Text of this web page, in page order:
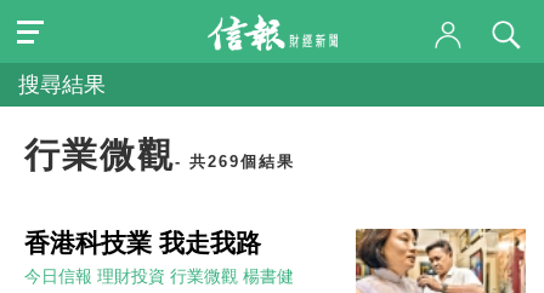
搜尋結果
行業微觀- 共269個結果
香港科技業 我走我路
今日信報 理財投資 行業微觀 楊書健